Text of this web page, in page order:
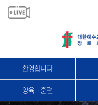
환영합니다
양육ㆍ훈련